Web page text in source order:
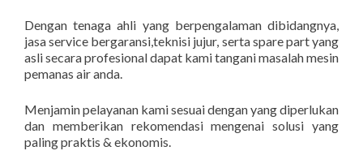
Dengan tenaga ahli yang berpengalaman dibidangnya,
jasa service bergaransi,teknisi jujur, serta spare part yang
asli secara profesional dapat kami tangani masalah mesin
pemanas air anda.
Menjamin pelayanan kami sesuai dengan yang diperlukan
dan memberikan rekomendasi mengenai solusi yang
paling praktis & ekonomis.